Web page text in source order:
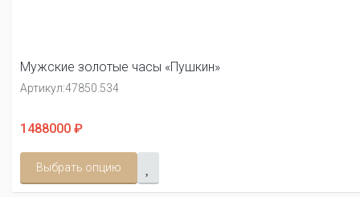
Мужские золотые часы «Пушкин»
Артикул:47850.534
1488000 ₽
Выбрать опцию